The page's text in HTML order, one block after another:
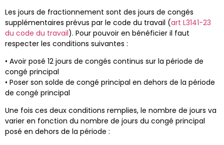
Les jours de fractionnement sont des jours de congés
supplémentaires prévus par le code du travail (art L3141-23
du code du travail). Pour pouvoir en bénéficier il faut
respecter les conditions suivantes :
• Avoir posé 12 jours de congés continus sur la période de
congé principal
• Poser son solde de congé principal en dehors de la période
de congé principal
Une fois ces deux conditions remplies, le nombre de jours va
varier en fonction du nombre de jours du congé principal
posé en dehors de la période :